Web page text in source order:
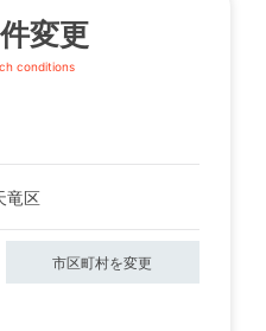
変更
conditions
竜区
市区町村を変更